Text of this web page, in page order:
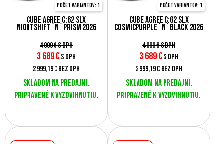
Cube Agree C:62 SLX
nightshift´n´prism 2026
Počet variantov: 1
4 099 €s DPH
3 689€ s DPH
2 999,19 € bez DPH
Skladom na predajni.
Pripravené k vyzdvihnutiu.
Cube Agree C:62 SLX
cosmicpurple´n´black 2026
Počet variantov: 1
4 099 €s DPH
3 689€ s DPH
2 999,19 € bez DPH
Skladom na predajni.
Pripravené k vyzdvihnutiu.